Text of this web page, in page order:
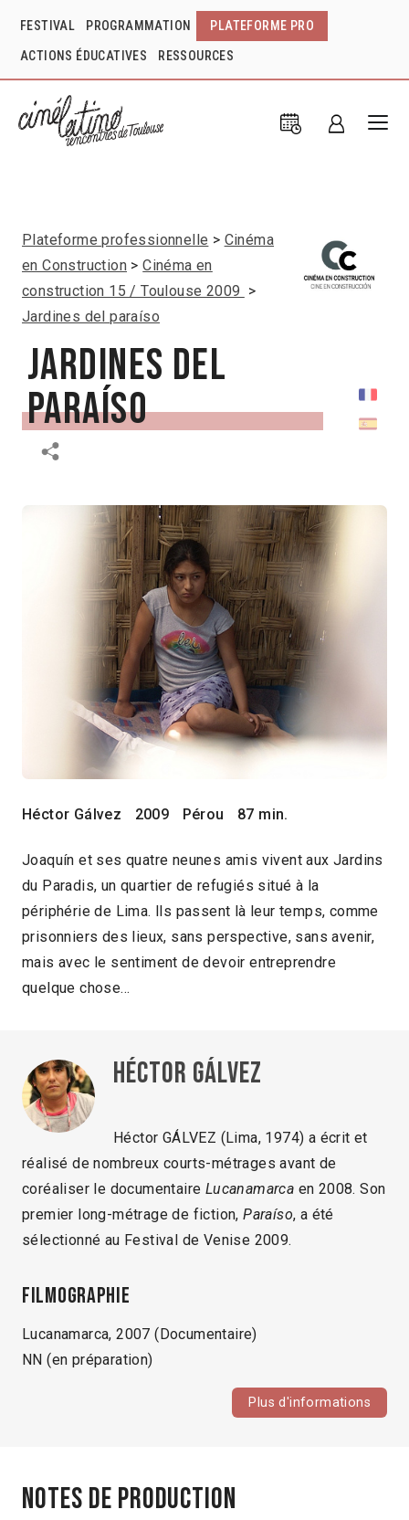
FESTIVAL PROGRAMMATION PLATEFORME PRO
ACTIONS ÉDUCATIVES RESSOURCES
Plateforme professionnelle
Cinéma
en Construction
Cinéma en
construction 15 / Toulouse 2009
Jardines del paraíso
Jardines del
paraíso
Héctor Gálvez 2009 Pérou 87 min.
Joaquín et ses quatre neunes amis vivent aux Jardins
du Paradis, un quartier de refugiés situé à la
périphérie de Lima. lls passent là leur temps, comme
prisonniers des lieux, sans perspective, sans avenir,
mais avec le sentiment de devoir entreprendre
quelque chose…
Héctor Gálvez
Héctor GÁLVEZ (Lima, 1974) a écrit et
réalisé de nombreux courts-métrages avant de
coréaliser le documentaire Lucanamarca en 2008. Son
premier long-métrage de fiction,Paraíso, a été
sélectionné au Festival de Venise 2009.
Filmographie
Lucanamarca, 2007 (Documentaire)
NN (en préparation)
Plus d'informations
Notes de production